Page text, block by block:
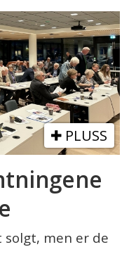
PLUSS
men er de